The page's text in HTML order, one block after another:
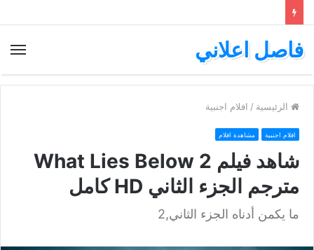
فاصل اعلاني
الرئيسية / افلام اجنبية
افلام اجنبية مشاهدة افلام
شاهد فيلم What Lies Below 2
مترجم الجزء الثاني HD كامل
ما يكمن أدناه الجزء الثاني,2